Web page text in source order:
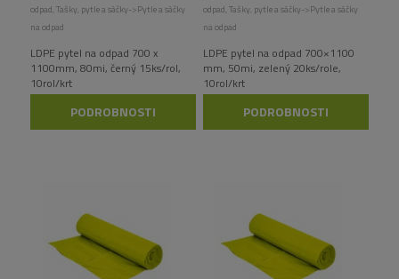
odpad, Tašky, pytle a sáčky->Pytle a sáčky
na odpad
LDPE pytel na odpad 700 x
1100mm, 80mi, černý 15ks/rol,
10rol/krt
PODROBNOSTI
odpad, Tašky, pytle a sáčky->Pytle a sáčky
na odpad
LDPE pytel na odpad 700×1100
mm, 50mi, zelený 20ks/role,
10rol/krt
PODROBNOSTI